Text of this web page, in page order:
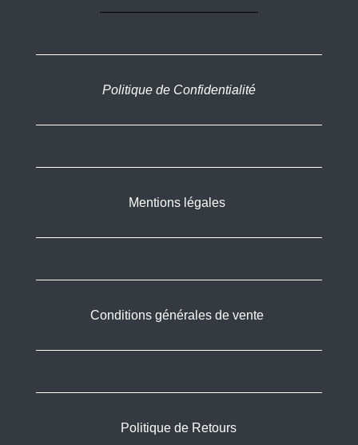
Politique de Confidentialité
Mentions légales
Conditions générales de vente
Politique de Retours